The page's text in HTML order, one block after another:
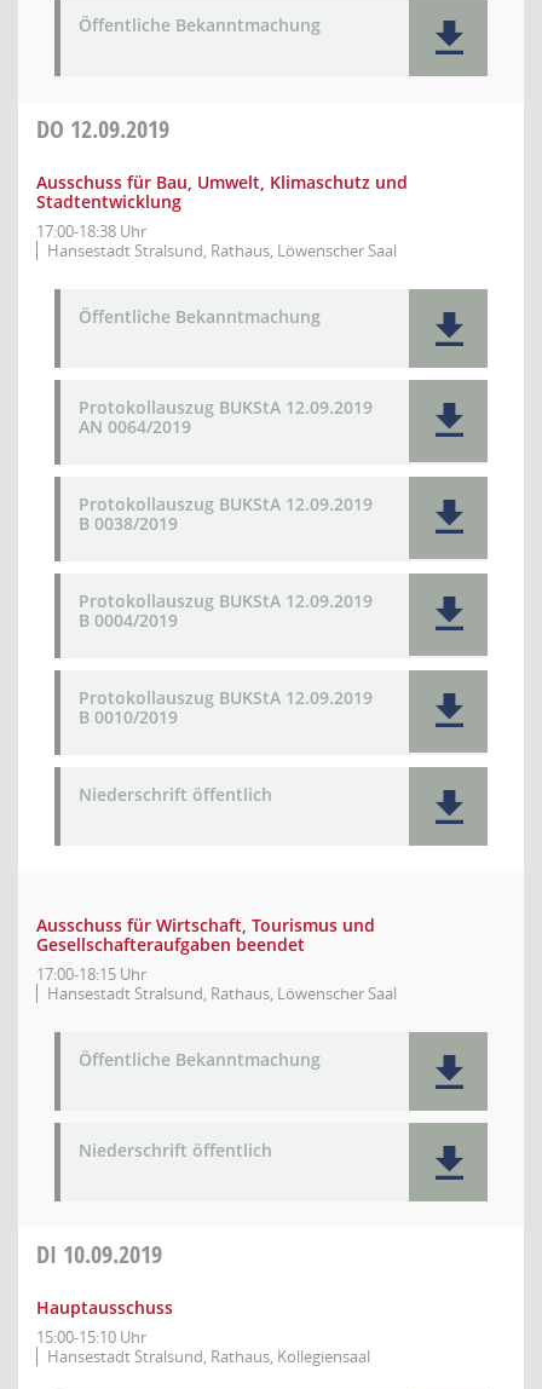
Öffentliche Bekanntmachung
DO 12.09.2019
Ausschuss für Bau, Umwelt, Klimaschutz und
Stadtentwicklung
17:00-18:38 Uhr
Hansestadt Stralsund, Rathaus, Löwenscher Saal
Öffentliche Bekanntmachung
Protokollauszug BUKStA 12.09.2019
AN 0064/2019
Protokollauszug BUKStA 12.09.2019
B 0038/2019
Protokollauszug BUKStA 12.09.2019
B 0004/2019
Protokollauszug BUKStA 12.09.2019
B 0010/2019
Niederschrift öffentlich
Ausschuss für Wirtschaft, Tourismus und
Gesellschafteraufgaben beendet
17:00-18:15 Uhr
Hansestadt Stralsund, Rathaus, Löwenscher Saal
Öffentliche Bekanntmachung
Niederschrift öffentlich
DI 10.09.2019
Hauptausschuss
15:00-15:10 Uhr
Hansestadt Stralsund, Rathaus, Kollegiensaal